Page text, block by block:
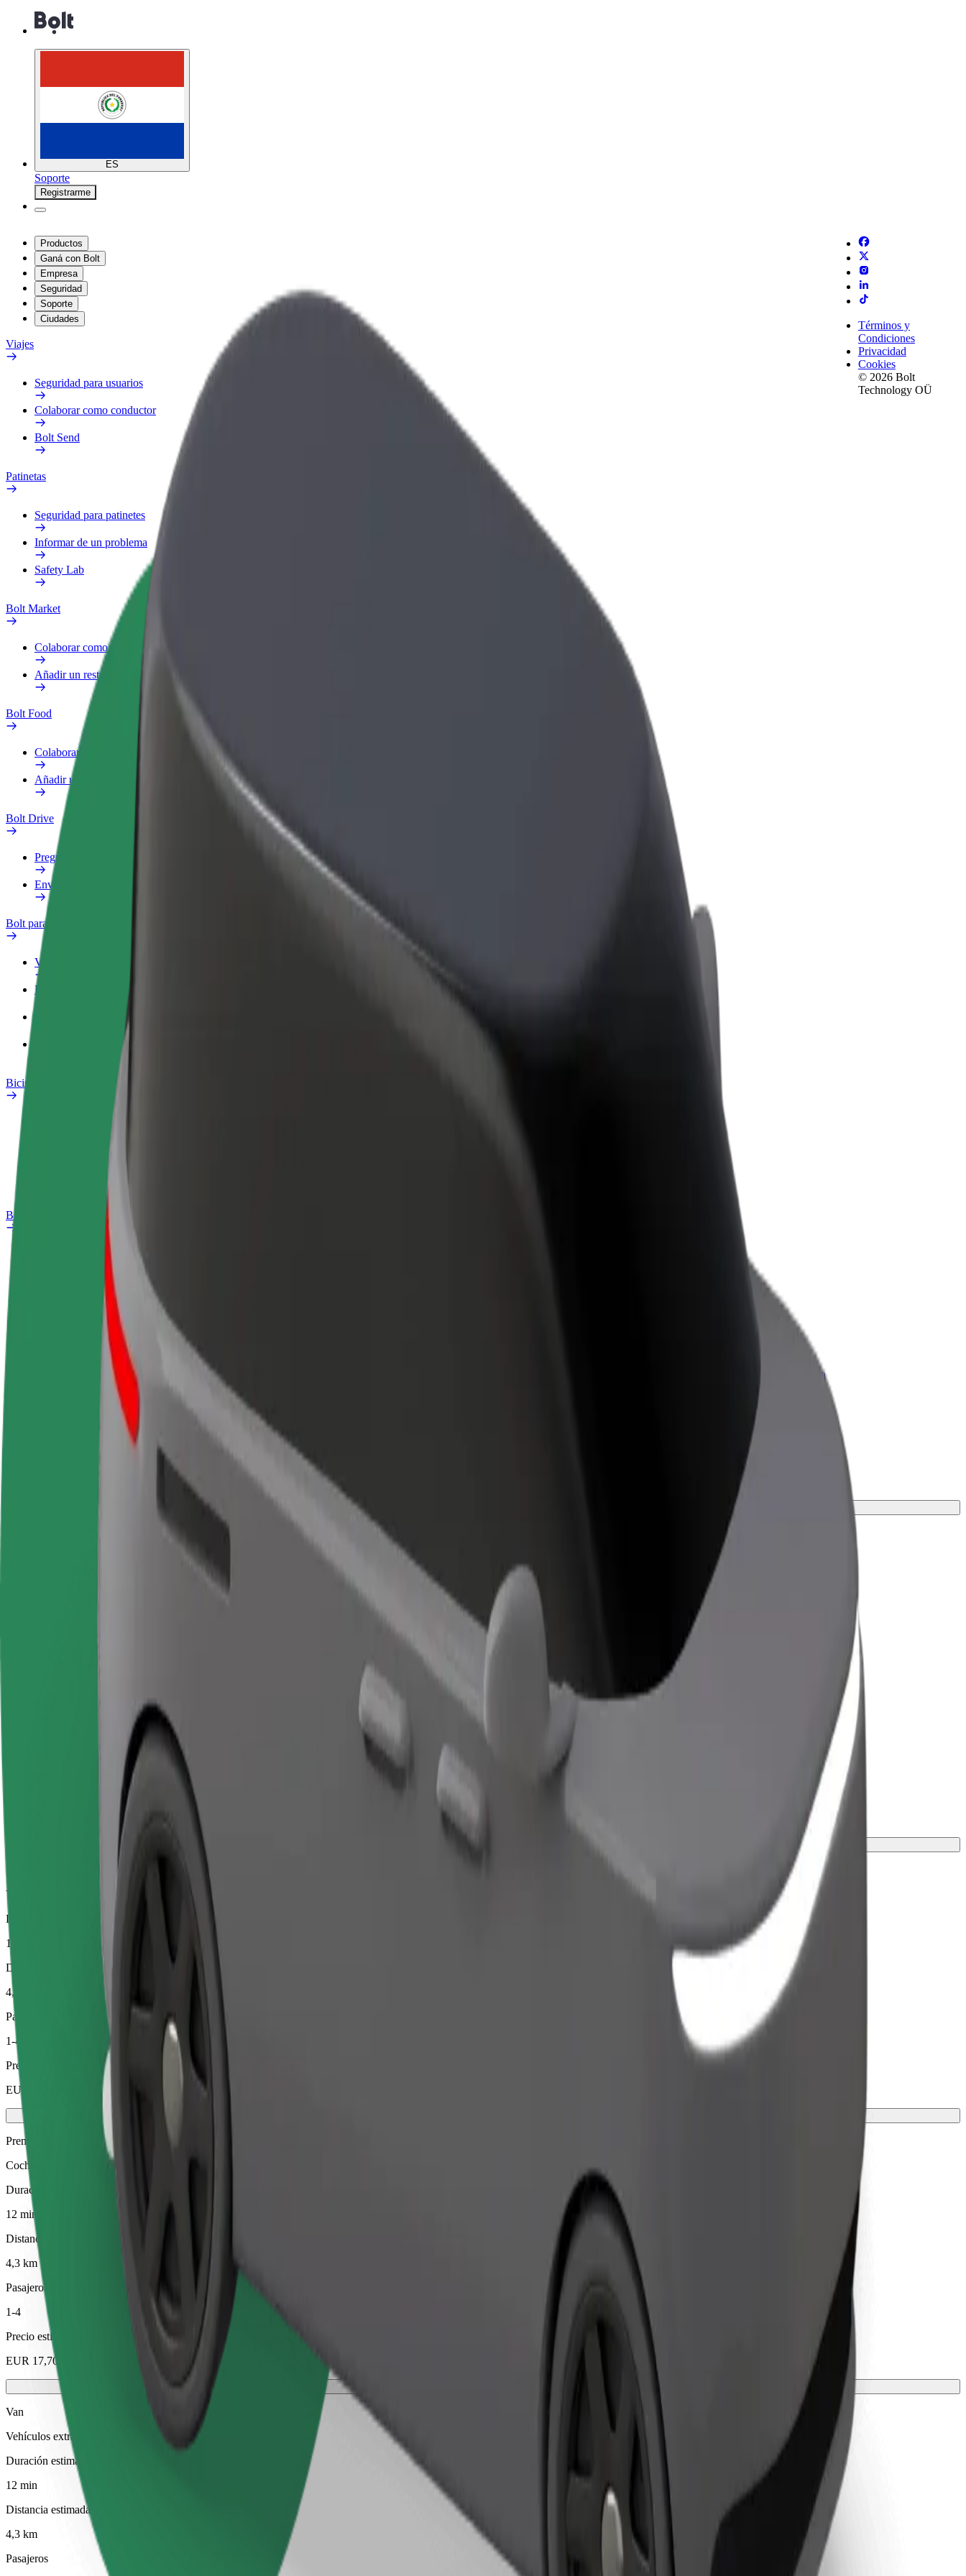
ES
Soporte
Registrarme
Productos
Ganá con Bolt
Empresa
Seguridad
Soporte
Ciudades
Viajes
Seguridad para usuarios
Colaborar como conductor
Bolt Send
Patinetas
Seguridad para patinetes
Informar de un problema
Safety Lab
Bolt Market
Colaborar como repartidor
Añadir un restaurante o tienda
Bolt Food
Colaborar como repartidor
Añadir un restaurante o tienda
Bolt Drive
Preguntas frecuentes
Enviar aviso sobre un vehículo
Bolt para empresas
Ventajas
Perfil de trabajo
Bolt Food para empresas
Bicis
Informar de un problema
Preguntas frecuentes
Bolt Plus
Preguntas frecuentes
Colaborar como conductor
Gana dinero colaborando
Colaborar como repartidor
Repartí comida y cobrá todas las
semanas
Productos y servicios de Bolt adaptados a
Términos y
Condiciones
Privacidad
Cookies
© 2026 Bolt
Technology OÜ
Cómo ir de Bruxelles-Midi - Brussel-Zuid a Clinique Saint-Jean - Kliniek Sint-Jan
¿Buscás la mejor forma de ir de Bruxelles-Midi - Brussel-Zuid a Clinique Saint-Jean - Kliniek Sint-Jan? Explorá nuestros servicios y encontrá la opción perfecta para tu viaje.
Bruxelles-Midi - Brussel-Zuid
Comodidad y confort a un botón de distancia
Pedir viaje
Ecológico
Viajes eficientes en vehículos híbridos y eléctricos
Duración estimada del viaje
12 min
Distancia estimada
4,3 km
Pasajeros
1-4
Precio estimado
EUR 19,00
Premium
Coches prémium de tamaño medio con extras de alta gama
Duración estimada del viaje
12 min
Distancia estimada
4,3 km
Pasajeros
1-4
Precio estimado
EUR 17,70
Van
Vehículos extragrandes con capacidad para 8 personas
Duración estimada del viaje
12 min
Distancia estimada
4,3 km
Pasajeros